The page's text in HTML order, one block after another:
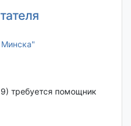
требуется помощник